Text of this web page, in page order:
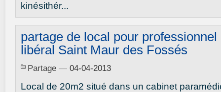
kinésithér...
partage de local pour professionnel
libéral Saint Maur des Fossés
Partage — 04-04-2013
Local de 20m2 situé dans un cabinet